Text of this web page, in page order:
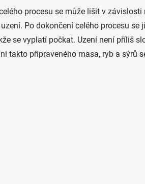
procesu se může lišit v
Po dokončení celého procesu se
se vyplatí počkat. Uzení není příliš
takto připraveného masa, ryb a sýrů